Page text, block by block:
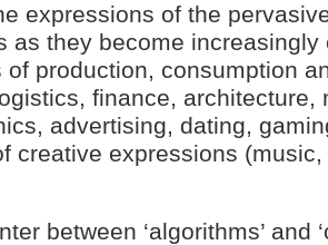
expressions of the
as they become increasingly
production, consumption
finance, architecture,
advertising, dating,
creative expressions (music,
between ‘algorithms’ and